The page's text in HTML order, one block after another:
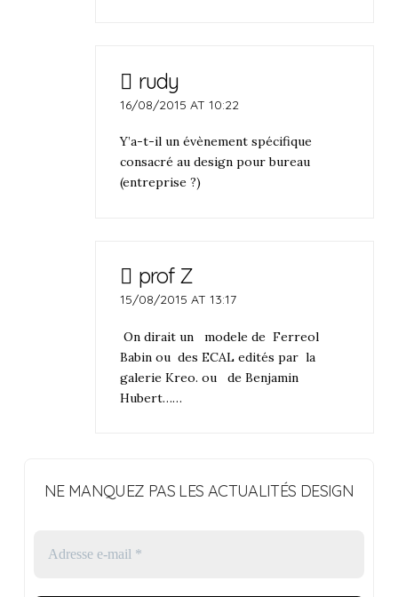
rudy
16/08/2015 AT 10:22
Y’a-t-il un évènement spécifique
consacré au design pour bureau
(entreprise ?)
prof Z
15/08/2015 AT 13:17
On dirait un modele de Ferreol
Babin ou des ECAL edités par la
galerie Kreo. ou de Benjamin
Hubert……
NE MANQUEZ PAS LES ACTUALITÉS DESIGN